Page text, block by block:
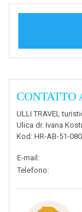
CONTATTO
ULLI TRAVEL
Ulica dr. Ivana
Kod : HR-AB-51-
E-mail :
Telefono: